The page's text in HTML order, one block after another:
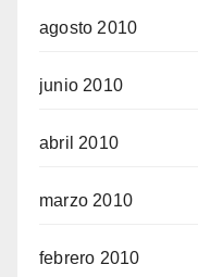
agosto 2010
junio 2010
abril 2010
marzo 2010
febrero 2010